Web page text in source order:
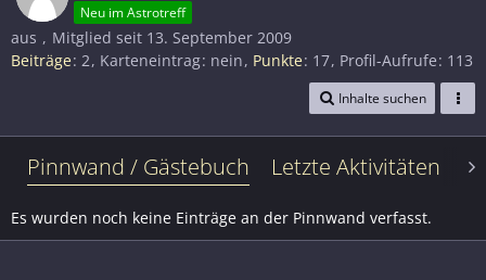
Neu im Astrotreff
aus
Mitglied seit 13. September 2009
Beiträge 2 Karteneintrag nein Punkte 17 Profil-Aufrufe 113
Inhalte suchen
Pinnwand / Gästebuch Letzte Aktivitäten
Es wurden noch keine Einträge an der Pinnwand verfasst.